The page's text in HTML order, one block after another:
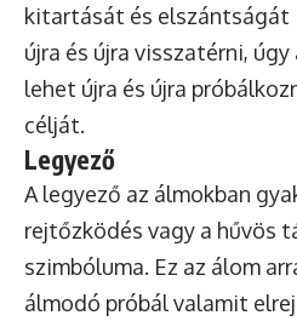
kitartását és elszántságát
újra és újra visszatérni,
lehet újra és újra
célját.
Legyező
A legyező az álmokban
rejtőzködés vagy a hűvös
szimbóluma. Ez az álom
álmodó próbál valamit